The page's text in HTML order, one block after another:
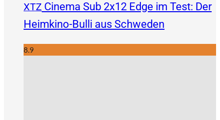
XTZ Cinema Sub 2x12 Edge im Test: Der
Heimkino-Bulli aus Schweden
8.9